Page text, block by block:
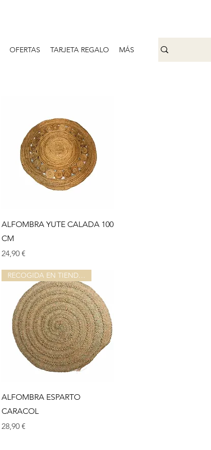
OFERTAS TARJETA REGALO MÁS
Vista rápida
ALFOMBRA YUTE CALADA 100
CM
Precio
24,90 €
Vista rápida
RECOGIDA EN TIENDA O ALMACEN
ALFOMBRA ESPARTO
CARACOL
Precio
28,90 €